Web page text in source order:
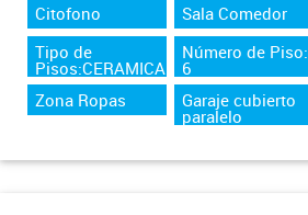
Citofono
Sala Comedor
Tipo de
Pisos:CERAMICA
Número de Piso:
6
Zona Ropas
Garaje cubierto
paralelo